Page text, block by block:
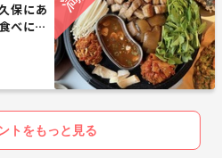
保にあ
べに行
トをもっと見る